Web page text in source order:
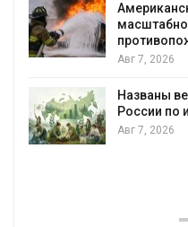
Авг 7, 2026
Названы
России по
Авг 7, 2026